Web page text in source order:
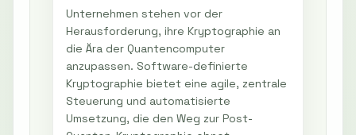
Unternehmen stehen vor der
Herausforderung, ihre Kryptographie an
die Ära der Quantencomputer
anzupassen. Software-definierte
Kryptographie bietet eine agile, zentrale
Steuerung und automatisierte
Umsetzung, die den Weg zur Post-